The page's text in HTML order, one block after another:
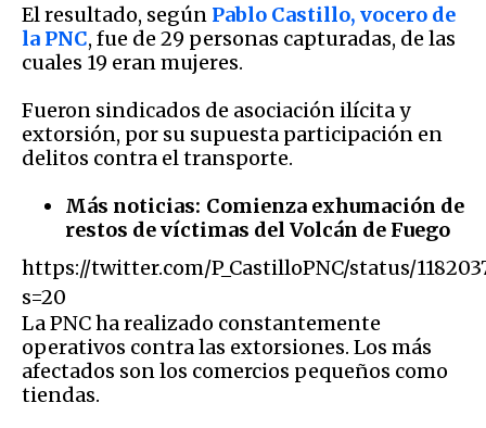
El resultado, según Pablo Castillo, vocero de
la PNC, fue de 29 personas capturadas, de las
cuales 19 eran mujeres.
Fueron sindicados de asociación ilícita y
extorsión, por su supuesta participación en
delitos contra el transporte.
Más noticias: Comienza exhumación de
restos de víctimas del Volcán de Fuego
https://twitter.com/P_CastilloPNC/status/
s=20
La PNC ha realizado constantemente
operativos contra las extorsiones. Los más
afectados son los comercios pequeños como
tiendas.